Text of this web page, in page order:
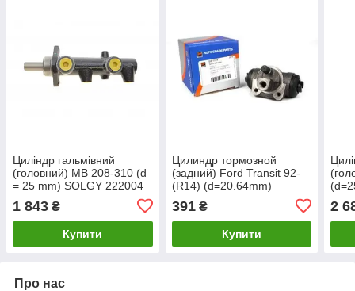
Циліндр гальмівний
(головний) MB 208-310 (d
= 25 mm) SOLGY 222004
1 843 ₴
Купити
Цилиндр тормозной
(задний) Ford Transit 92-
(R14) (d=20.64mm)
391₴
Купити
2
Про нас